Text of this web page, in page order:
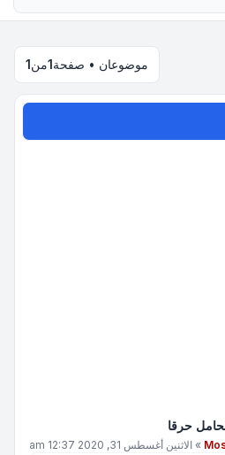
موضوعان • صفحة1من1
حرقا
» الاثنين أغسطس 31, 2020 12:37 am